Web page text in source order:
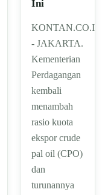
Ini
KONTAN.CO.ID
- JAKARTA.
Kementerian
Perdagangan
kembali
menambah
rasio kuota
ekspor crude
pal oil (CPO)
dan
turunannya